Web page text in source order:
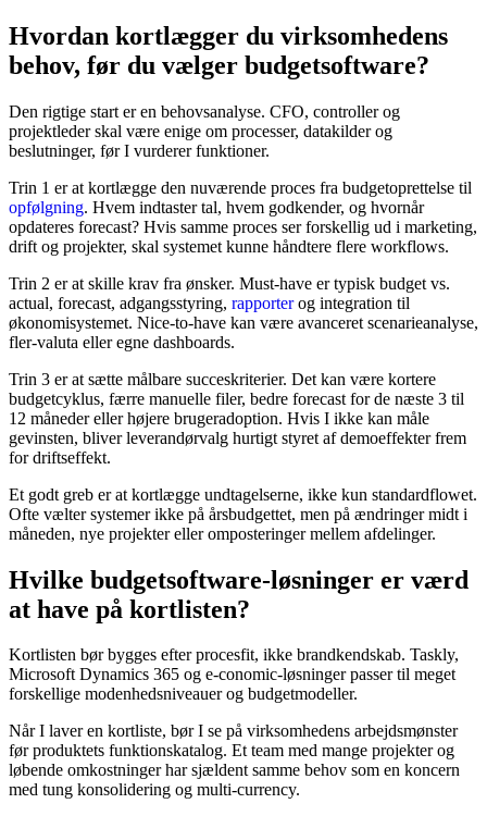
Hvordan kortlægger du virksomhedens
behov, før du vælger budgetsoftware?
Den rigtige start er en behovsanalyse. CFO, controller og
projektleder skal være enige om processer, datakilder og
beslutninger, før I vurderer funktioner.
Trin 1 er at kortlægge den nuværende proces fra budgetoprettelse til
opfølgning. Hvem indtaster tal, hvem godkender, og hvornår
opdateres forecast? Hvis samme proces ser forskellig ud i marketing,
drift og projekter, skal systemet kunne håndtere flere workflows.
Trin 2 er at skille krav fra ønsker. Must-have er typisk budget vs.
actual, forecast, adgangsstyring, rapporterog integration til
økonomisystemet. Nice-to-have kan være avanceret scenarieanalyse,
fler-valuta eller egne dashboards.
Trin 3 er at sætte målbare succeskriterier. Det kan være kortere
budgetcyklus, færre manuelle filer, bedre forecast for de næste 3 til
12 måneder eller højere brugeradoption. Hvis I ikke kan måle
gevinsten, bliver leverandørvalg hurtigt styret af demoeffekter frem
for driftseffekt.
Et godt greb er at kortlægge undtagelserne, ikke kun standardflowet.
Ofte vælter systemer ikke på årsbudgettet, men på ændringer midt i
måneden, nye projekter eller omposteringer mellem afdelinger.
Hvilke budgetsoftware-løsninger er værd
at have på kortlisten?
Kortlisten bør bygges efter procesfit, ikke brandkendskab. Taskly,
Microsoft Dynamics 365 og e-conomic-løsninger passer til meget
forskellige modenhedsniveauer og budgetmodeller.
Når I laver en kortliste, bør I se på virksomhedens arbejdsmønster
før produktets funktionskatalog. Et team med mange projekter og
løbende omkostninger har sjældent samme behov som en koncern
med tung konsolidering og multi-currency.